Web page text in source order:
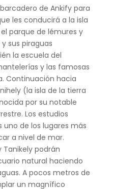
de Ankify para
les conducirá a la isla
parque de lémures y
sus piraguas
la escuela del
y las famosas
Continuación hacia
(la isla de la tierra
por su notable
Los estudios
de los lugares más
a nivel de mar.
Tanikely podrán
natural haciendo
A pocos metros de
un magnífico